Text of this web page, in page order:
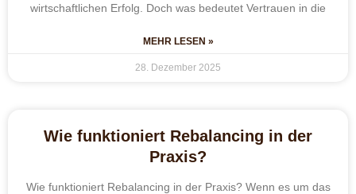
wirtschaftlichen Erfolg. Doch was bedeutet Vertrauen in die
MEHR LESEN »
28. Dezember 2025
Wie funktioniert Rebalancing in der
Praxis?
Wie funktioniert Rebalancing in der Praxis? Wenn es um das